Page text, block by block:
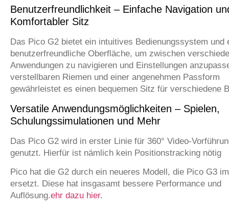
Benutzerfreundlichkeit – Einfache Navigation
Komfortabler Sitz
Das Pico G2 bietet ein intuitives Bedienungssystem und
benutzerfreundliche Oberfläche, um zwischen
Anwendungen zu navigieren und Einstellungen
verstellbaren Riemen und einer angenehmen Passform
gewährleistet es einen bequemen Sitz für verschiedene
Versatile Anwendungsmöglichkeiten – Spielen,
Schulungssimulationen und Mehr
Das Pico G2 wird in erster Linie für 360° Video-
genutzt. Hierfür ist nämlich kein Positionstracking nötig
Pico hat die G2 durch ein neueres Modell, die Pico G3
ersetzt. Diese hat insgasamt bessere Performance und
Auflösung.ehr dazu hier.